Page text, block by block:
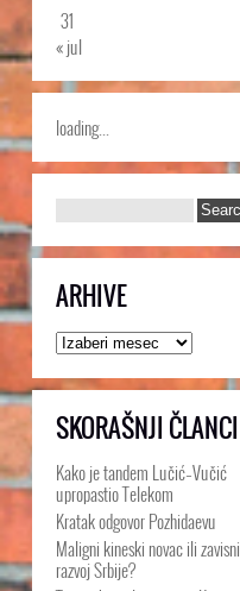
31
« jul
loading...
ARHIVE
Arhive
SKORAŠNJI ČLANCI
Kako je tandem Lučić–Vučić
upropastio Telekom
Kratak odgovor Pozhidaevu
Maligni kineski novac ili zavisni
razvoj Srbije?